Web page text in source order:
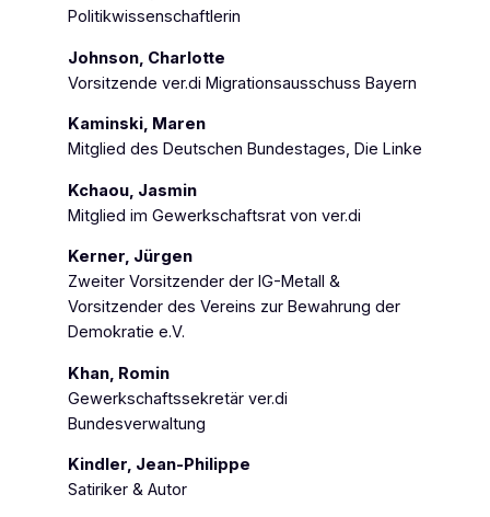
Politikwissenschaftlerin
Johnson, Charlotte
Vorsitzende ver.di Migrationsausschuss Bayern
Kaminski, Maren
Mitglied des Deutschen Bundestages, Die Linke
Kchaou, Jasmin
Mitglied im Gewerkschaftsrat von ver.di
Kerner, Jürgen
Zweiter Vorsitzender der IG-Metall &
Vorsitzender des Vereins zur Bewahrung der
Demokratie e.V.
Khan, Romin
Gewerkschaftssekretär ver.di
Bundesverwaltung
Kindler, Jean-Philippe
Satiriker & Autor